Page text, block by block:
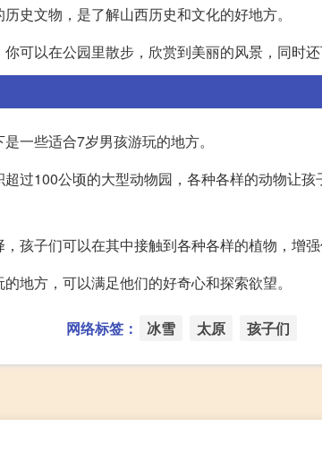
史文物，是了解山西历史和文化的好地方。
可以在公园里散步，欣赏到美丽的风景，同时还
一些适合7岁男孩游玩的地方。
过100公顷的大型动物园，各种各样的动物让
孩子们可以在其中接触到各种各样的植物，增强
地方，可以满足他们的好奇心和探索欲望。
网络标签： 冰雪 太原 孩子们